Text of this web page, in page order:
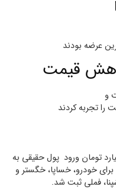
قیمت
و
را تجربه کردند
روزهای کاری گذشته 87 میلیارد تومان ورود پول حقیقی به
برای خودرو، خساپا، خگستر و
فملی ثبت شد.